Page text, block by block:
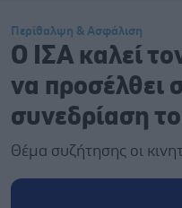
Περίθαλψη & Ασφάλιση
Ο ΙΣΑ καλεί
να προσέλθει
συνεδρίαση
Θέμα συζήτησης οι